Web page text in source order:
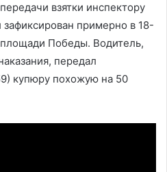
взятки инспектору
примерно в 18-
Победы. Водитель,
передал
купюру похожую на 50